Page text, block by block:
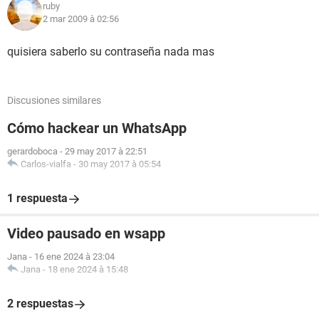
ruby
2 mar 2009 à 02:56
quisiera saberlo su contraseña nada mas
Discusiones similares
Cómo hackear un WhatsApp
gerardoboca - 29 may 2017 à 22:51
Carlos-vialfa - 30 may 2017 à 05:54
1 respuesta
Video pausado en wsapp
Jana - 16 ene 2024 à 23:04
Jana - 18 ene 2024 à 15:48
2 respuestas